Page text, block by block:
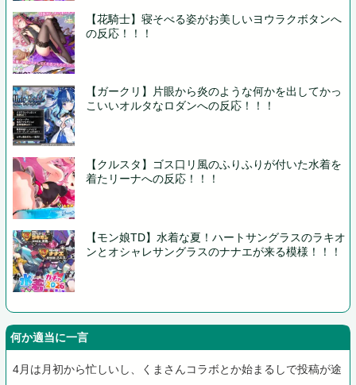
【花騎士】寝そべる姿がお美しいヨウラクボタンへ
の反応！！！
【ガークリ】片眼から炎のような何かを出してかっ
こいいオルタなロダンへの反応！！！
【クルスタ】ゴス口リ風のふりふりが付いた水着を
着たリーナへの反応！！！
【モン娘TD】水着な夏！ハートサングラスのラキオ
ンとオシャレサングラスのナナエが来る模様！！！
何か適当に一言
4月は月初から忙しいし、くまさんコラボとか始まるしで投稿が途